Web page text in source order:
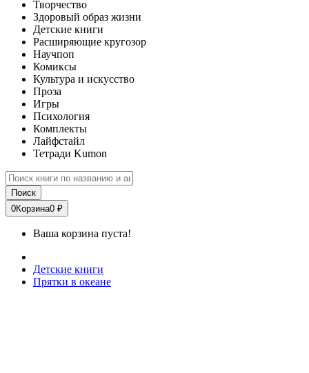
Творчество
Здоровый образ жизни
Детские книги
Расширяющие кругозор
Научпоп
Комиксы
Культура и искусство
Проза
Игры
Психология
Комплекты
Лайфстайл
Тетради Kumon
Поиск
0Корзина0 ₽
Ваша корзина пуста!
Детские книги
Прятки в океане